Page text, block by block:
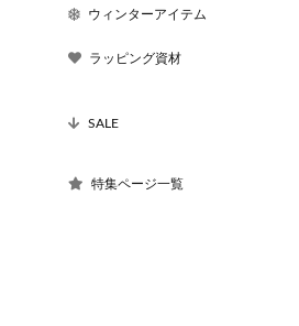
ウィンターアイテム
ラッピング資材
SALE
特集ページ一覧